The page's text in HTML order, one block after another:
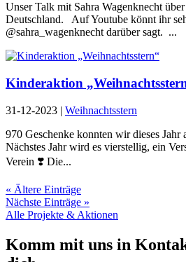
Unser Talk mit Sahra Wagenknecht
Deutschland. Auf Youtube könnt ihr
@sahra_wagenknecht darüber sagt. ...
Kinderaktion
31-12-2023 | Weihnachtsstern
970 Geschenke konnten wir dieses Jahr
Nächstes Jahr wird es vierstellig, ein
Verein ❣️ Die...
« Ältere Einträge
Nächste Einträge »
Alle Projekte & Aktionen
Komm mit uns in